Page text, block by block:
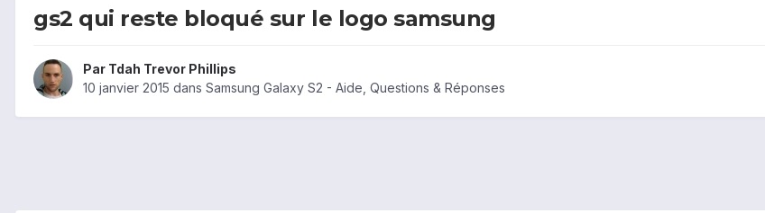
gs2 qui reste bloqué sur le logo samsung
Par Tdah Trevor Phillips
10 janvier 2015 dans Samsung Galaxy S2 - Aide, Questions & Réponses